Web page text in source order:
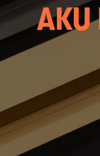
AKU